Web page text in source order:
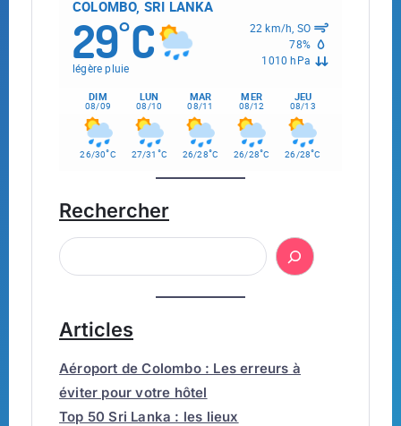
COLOMBO, SRI LANKA
29°C
légère pluie
22 km/h, SO
78%
1010 hPa
DIM
08/09
LUN
08/10
MAR
08/11
MER
08/12
JEU
08/13
26/30°C 27/31 °C 26/28°C 26/28°C 26/28°C
Rechercher
Articles
Aéroport de Colombo : Les erreurs à
éviter pour votre hôtel
Top 50 Sri Lanka : les lieux